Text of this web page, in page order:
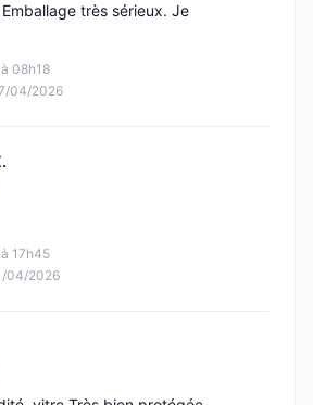
08h18
04/2026
très sérieux. Je
17h45
04/2026